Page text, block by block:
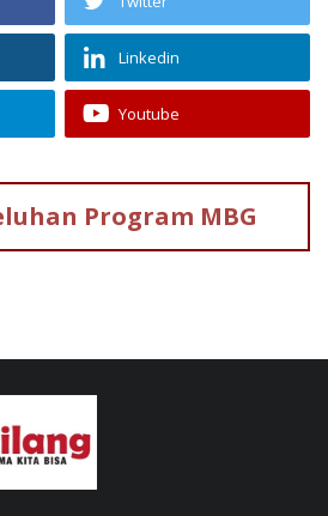
Linkedin
Youtube
Program MBG